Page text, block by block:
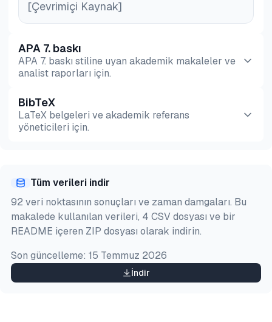
[Çevrimiçi Kaynak]
APA 7. baskı
APA 7. baskı stiline uyan akademik makaleler ve
analist raporları için.
Önizleme HTML
BibTeX
LaTeX belgeleri ve akademik referans
yöneticileri için.
@misc{simsek2026,
  author = {Şimşek, Hazal},
title  = {{En Önemli 18 Süreç KPI'sı ile Süreç
  year   = {2026},
howpublished    = {\url{https://aimultiple.com/
note   = {AIMultiple. Erişim tarihi: 14 Temmuz
}
Tüm verileri indir
92 veri noktasının sonuçları ve zaman damgaları. Bu
makalede kullanılan verileri, 4 CSV dosyası ve bir
README içeren ZIP dosyası olarak indirin.
Son güncelleme: 15 Temmuz 2026
İndir